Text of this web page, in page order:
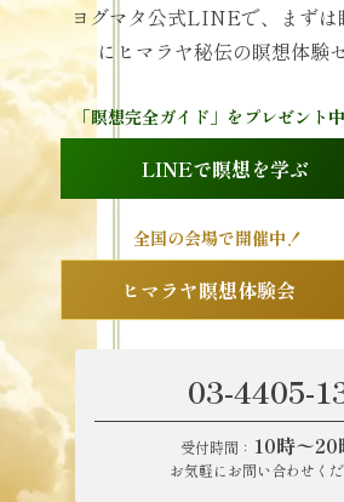
ヨグマタ公式LINEで、まずは
にヒマラヤ秘伝の瞑想体験
「瞑想完全ガイド」をプレゼント
LINEで瞑想を学ぶ
全国の会場で開催中！
ヒマラヤ瞑想体験会
03-4405-
受付時間： 10時〜20
お気軽にお問い合わせく